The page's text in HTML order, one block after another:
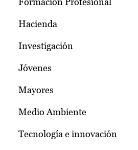
Hacienda
Investigación
Jóvenes
Mayores
Medio Ambiente
Tecnología e innovación